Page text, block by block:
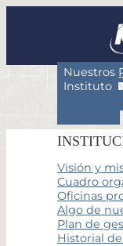
Nuestros
Instituto
Visión y
Cuadro
Oficinas
Algo de
Plan de
Historial